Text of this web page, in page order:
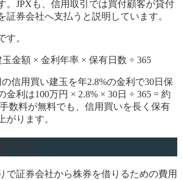
。JPXも、信用取引では買付顧客が貸付
証券会社へ支払うと説明しています。
す。
金額 × 金利年率 × 保有日数 ÷ 365
信用買い建玉を年2.8%の金利で30日保
金利は100万円 × 2.8% × 30日 ÷ 365 = 約
数料が無料でも、信用買いを長く保有
がります。
で証券会社から株券を借りるための費用